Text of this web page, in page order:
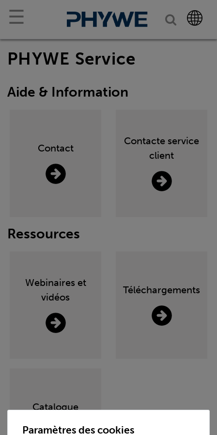
☰
PHYWE Service
Aide & Information
Contact
Contacte service
client
Ressources
Webinaires et
vidéos
Téléchargements
Catalogue
Paramètres des cookies